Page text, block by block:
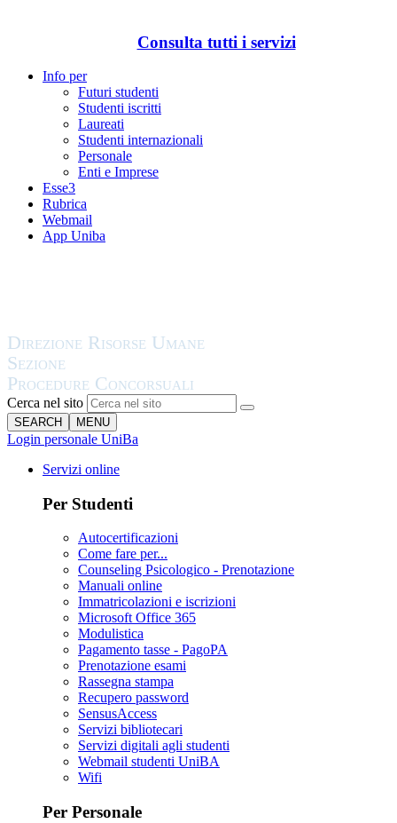
Consulta tutti i servizi
Info per
Futuri studenti
Studenti iscritti
Laureati
Studenti internazionali
Personale
Enti e Imprese
Esse3
Rubrica
Webmail
App Uniba
Cerca nel sito
SEARCH MENU
Login personale UniBa
Servizi online
Per Studenti
Autocertificazioni
Come fare per...
Counseling Psicologico - Prenotazione
Manuali online
Immatricolazioni e iscrizioni
Microsoft Office 365
Modulistica
Pagamento tasse - PagoPA
Prenotazione esami
Rassegna stampa
Recupero password
SensusAccess
Servizi bibliotecari
Servizi digitali agli studenti
Webmail studenti UniBA
Wifi
Per Personale